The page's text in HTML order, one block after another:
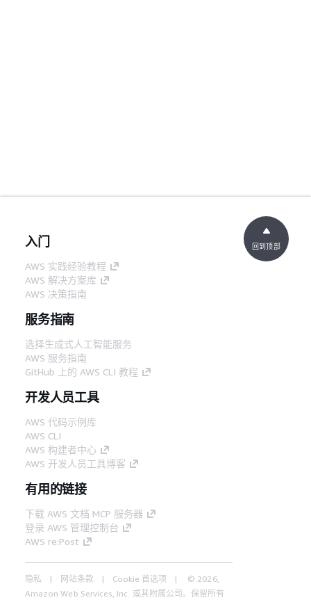
入门
AWS 实践经验教程
AWS 解决方案库
AWS 决策指南
服务指南
选择生成式人工智能服务
AWS 服务指南
GitHub 上的 AWS CLI 教程
开发人员工具
AWS 代码示例库
AWS CLI
AWS 构建者中心
AWS 开发人员工具博客
有用的链接
下载 AWS 文档 MCP 服务器
登录 AWS 管理控制台
AWS re:Post
隐私 网站条款 Cookie 首选项
© 2026,
Amazon Web Services, Inc. 或其附属公司。保留所有
回到顶部